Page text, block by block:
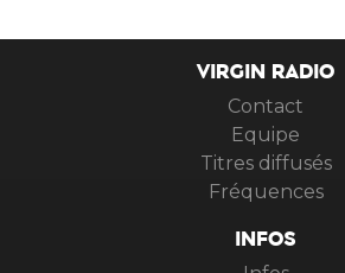
VIRGIN RADIO
Contact
Equipe
Titres diffusés
Fréquences
INFOS